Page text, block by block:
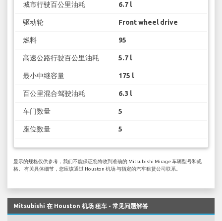
城市行驶百公里油耗 6.7 l
驱动轮 Front wheel drive
燃料 95
高速公路行驶百公里油耗 5.7 l
最小中继容量 175 l
百公里混合驾驶油耗 6.3 l
车门数量 5
座位数量 5
显示的规格仅供参考，我们不能保证您将收到准确的 Mitsubishi Mirage 车辆型号和规
格。 有关具体细节，您应该通过 Houston 机场 与指定的汽车租赁公司联系。
Mitsubishi 在 Houston 机场 租车 - 常见问题解答